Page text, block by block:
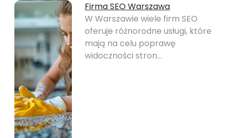
Firma SEO Warszawa
W Warszawie wiele firm SEO
oferuje różnorodne usługi, które
mają na celu poprawę
widoczności stron…